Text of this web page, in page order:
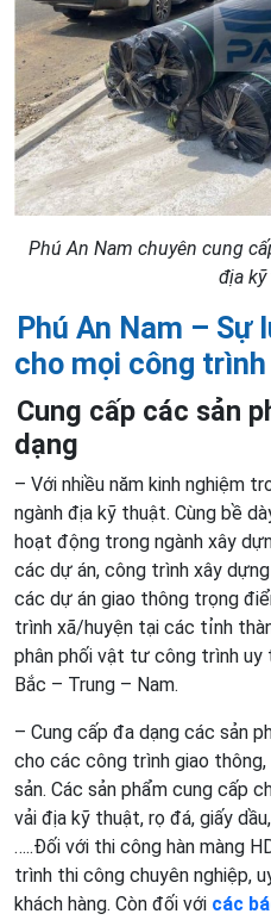
Phú An Nam chuyên cung
địa
Phú An Nam – Sự
cho mọi công trình
Cung cấp các sản
dạng
– Với nhiều năm kinh nghiệm
ngành địa kỹ thuật. Cùng bề
hoạt động trong ngành xây
các dự án, công trình xây
các dự án giao thông trọng
trình xã/huyện tại các tỉnh
phân phối vật tư công trình
Bắc – Trung – Nam.
– Cung cấp đa dạng các sản
cho các công trình giao
sản. Các sản phẩm cung cấp
vải địa kỹ thuật, rọ đá, giấy
…..Đối với thi công hàn màng
trình thi công chuyên nghiệp,
khách hàng. Còn đối với các